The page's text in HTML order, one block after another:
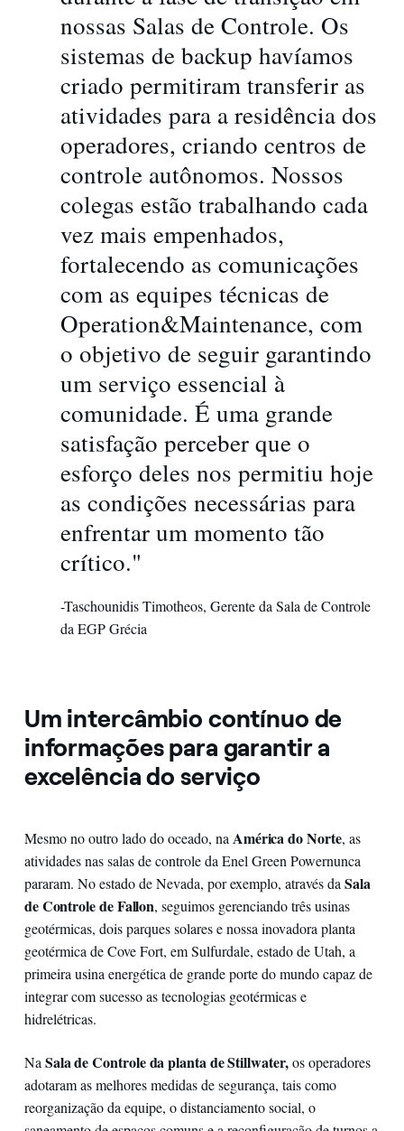
nossas Salas de Controle. Os
sistemas de backup havíamos
criado permitiram transferir as
atividades para a residência dos
operadores, criando centros de
controle autônomos. Nossos
colegas estão trabalhando cada
vez mais empenhados,
fortalecendo as comunicações
com as equipes técnicas de
Operation&Maintenance, com
o objetivo de seguir garantindo
um serviço essencial à
comunidade. É uma grande
satisfação perceber que o
esforço deles nos permitiu hoje
as condições necessárias para
enfrentar um momento tão
crítico."
-Taschounidis Timotheos, Gerente da Sala de Controle
da EGP Grécia
Um intercâmbio contínuo de
informações para garantir a
excelência do serviço
Mesmo no outro lado do oceado, na América do Norte, as
atividades nas salas de controle da Enel Green Powernunca
pararam. No estado de Nevada, por exemplo, através da Sala
de Controle de Fallon, seguimos gerenciando três usinas
geotérmicas, dois parques solares e nossa inovadora planta
geotérmica de Cove Fort, em Sulfurdale, estado de Utah, a
primeira usina energética de grande porte do mundo capaz de
integrar com sucesso as tecnologias geotérmicas e
hidrelétricas.
Na Sala de Controle da planta de Stillwater,os operadores
adotaram as melhores medidas de segurança, tais como
reorganização da equipe, o distanciamento social, o